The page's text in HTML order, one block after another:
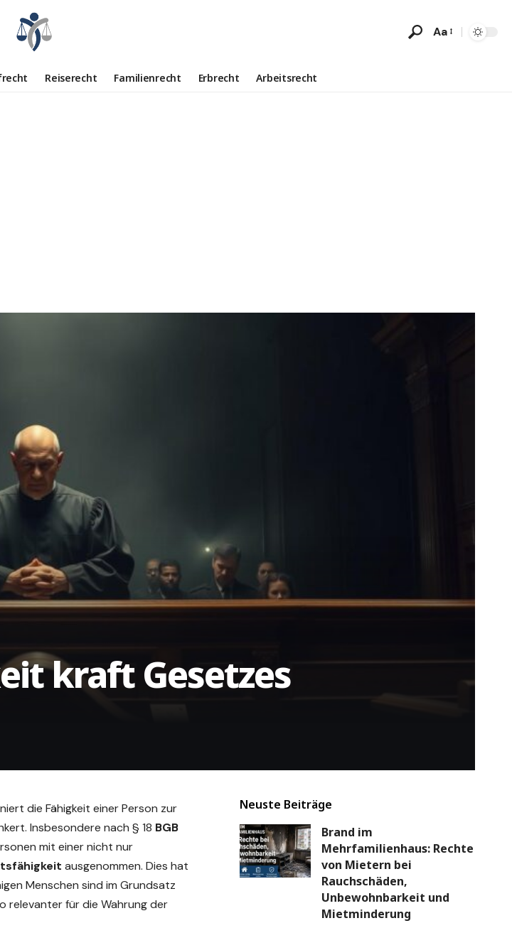
Aa
Reiserecht Familienrecht Erbrecht Arbeitsrecht
kraft Gesetzes
die Fähigkeit einer Person zur
Insbesondere nach § 18 BGB
mit einer nicht nur
ausgenommen. Dies hat
Menschen sind im Grundsatz
relevanter für die Wahrung der
Neuste Beiträge
Brand im
Mehrfamilienhaus: Rechte
von Mietern bei
Rauchschäden,
Unbewohnbarkeit und
Mietminderung